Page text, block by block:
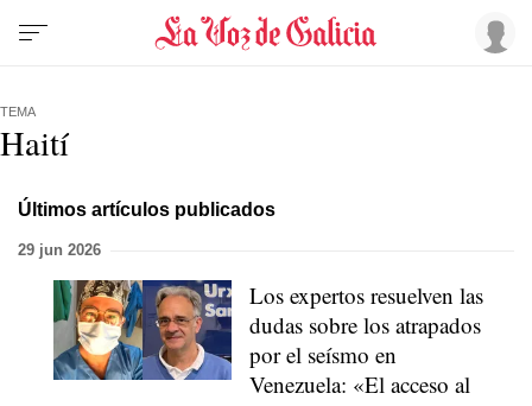
TEMA
Haití
Últimos artículos publicados
29 jun 2026
Los expertos resuelven las
dudas sobre los atrapados
por el seísmo en
Venezuela: «El acceso al